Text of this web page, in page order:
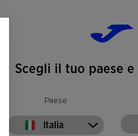
4,9 su 5 valutazione dei
Scegli il tuo paese e
Paese
Italia